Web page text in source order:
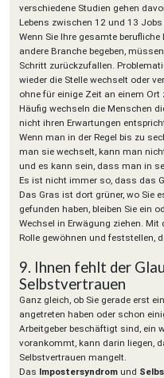
verschiedene Studien gehen
Lebens zwischen 12 und 13 Jobs
Wenn Sie Ihre gesamte
andere Branche begeben,
Schritt zurückzufallen.
wieder die Stelle wechselt oder
ohne für einige Zeit an einem Ort
Häufig wechseln die Menschen
nicht ihren Erwartungen
Wenn man in der Regel bis zu
man sie wechselt, kann man
und es kann sein, dass man in
Es ist nicht immer so, dass das
Das Gras ist dort grüner, wo Sie
gefunden haben, bleiben Sie ein
Wechsel in Erwägung ziehen.
Rolle gewöhnen und feststellen,
9. Ihnen fehlt der
Selbstvertrauen
Ganz gleich, ob Sie gerade erst
angetreten haben oder schon
Arbeitgeber beschäftigt sind, ein
vorankommt, kann darin liegen,
Selbstvertrauen mangelt.
Das Impostersyndrom und